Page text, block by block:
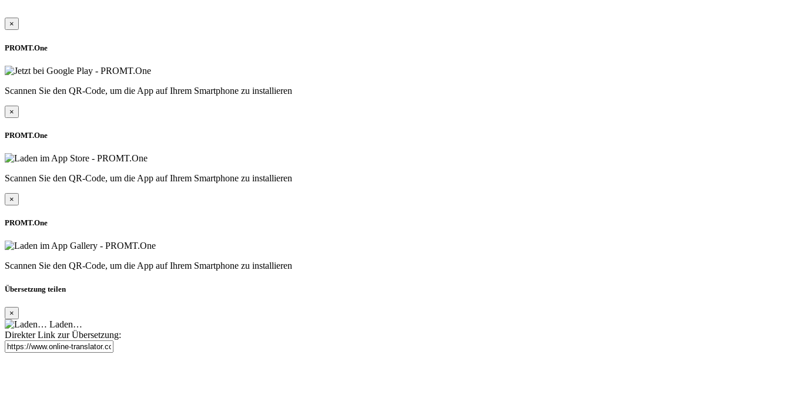
×
PROMT.One
Scannen Sie den QR-Code, um die App auf Ihrem Smartphone zu installieren
×
PROMT.One
Scannen Sie den QR-Code, um die App auf Ihrem Smartphone zu installieren
×
PROMT.One
Scannen Sie den QR-Code, um die App auf Ihrem Smartphone zu installieren
Übersetzung teilen
×
Laden…
Direkter Link zur Übersetzung: